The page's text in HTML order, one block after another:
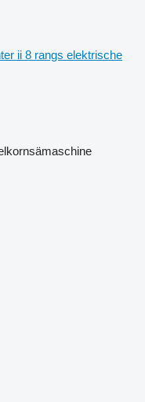
ii 8 rangs elektrische